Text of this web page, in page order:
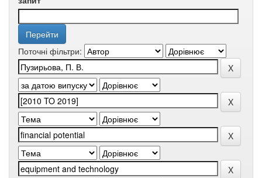
Поточні фільтри: